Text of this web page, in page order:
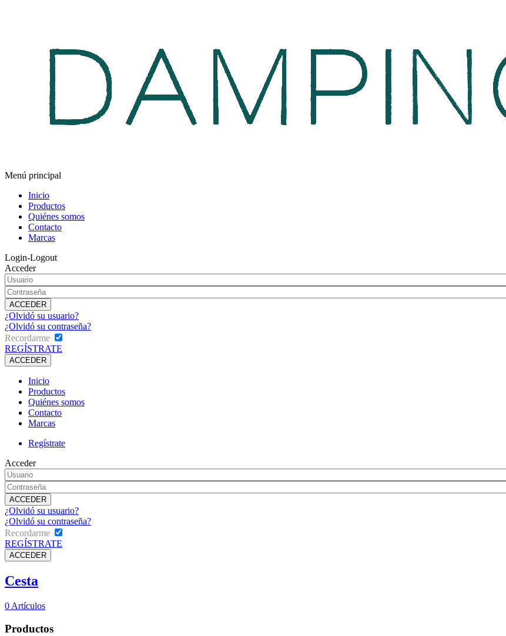
Menú principal
Inicio
Productos
Quiénes somos
Contacto
Marcas
Login-Logout
Acceder
¿Olvidó su usuario?
¿Olvidó su contraseña?
Recordarme
REGÍSTRATE
Inicio
Productos
Quiénes somos
Contacto
Marcas
Regístrate
Acceder
¿Olvidó su usuario?
¿Olvidó su contraseña?
Recordarme
REGÍSTRATE
Cesta
0 Artículos
Productos